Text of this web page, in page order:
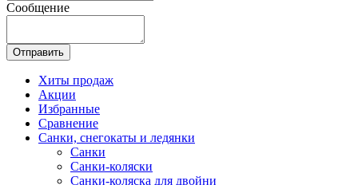
Сообщение
Отправить
Хиты продаж
Акции
Избранные
Сравнение
Санки, снегокаты и ледянки
Санки
Санки-коляски
Санки-коляска для двойни